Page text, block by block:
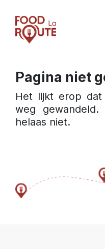
Pagina niet
Het lijkt erop
weg
helaas niet.